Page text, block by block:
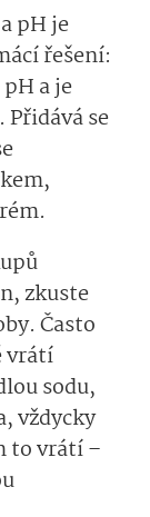
pH je
řešení:
a je
se
zkuste
Často
vrátí
sodu,
vždycky
to vrátí –